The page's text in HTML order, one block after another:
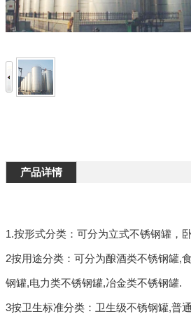
产品详情
1.按形式分类：可分为立式不锈钢罐，
2按用途分类：可分为酿酒类不锈钢罐,
钢罐,电力类不锈钢罐,冶金类不锈钢罐.
3按卫生标准分类：卫生级不锈钢罐,普